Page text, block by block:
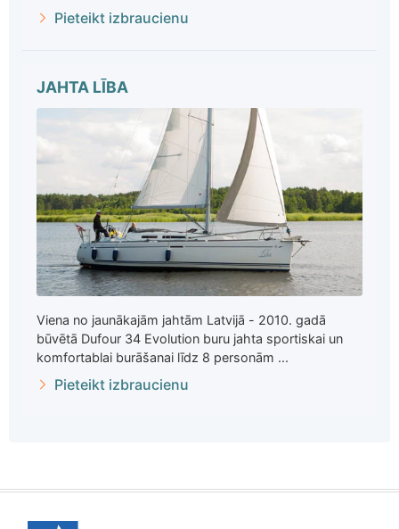
Pieteikt izbraucienu
JAHTA LĪBA
Viena no jaunākajām jahtām Latvijā - 2010. gadā
būvētā Dufour 34 Evolution buru jahta sportiskai un
komfortablai burāšanai līdz 8 personām ...
Pieteikt izbraucienu